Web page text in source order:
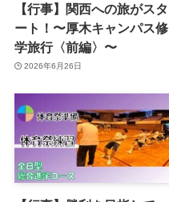
【行事】関西への旅がスタ
ート！〜厚木キャンパス修
学旅行〈前編〉〜
2026年6月26日